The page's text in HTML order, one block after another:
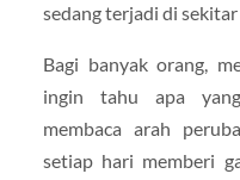
sedang terjadi di
Bagi banyak orang,
ingin tahu apa
membaca arah
setiap hari memberi